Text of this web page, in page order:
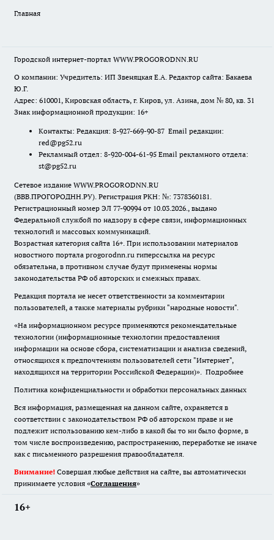
Главная
Городской интернет-портал WWW.PROGORODNN.RU
О компании: Учредитель: ИП Звеняцкая Е.А. Редактор сайта: Бакаева
Ю.Г.
Адрес: 610001, Кировская область, г. Киров, ул. Азина, дом № 80, кв. 31
Знак информационной продукции: 16+
Контакты: Редакция: 8-927-669-90-87 Email редакции:
red@pg52.ru
Рекламный отдел: 8-920-004-61-95 Email рекламного отдела:
st@pg52.ru
Сетевое издание WWW.PROGORODNN.RU
(ВВВ.ПРОГОРОДНН.РУ). Регистрация РКН: №: 7378360181.
Регистрационный номер ЭЛ 77-90994 от 10.03.2026., выдано
Федеральной службой по надзору в сфере связи, информационных
технологий и массовых коммуникаций.
Возрастная категория сайта 16+. При использовании материалов
новостного портала progorodnn.ru гиперссылка на ресурс
обязательна, в противном случае будут применены нормы
законодательства РФ об авторских и смежных правах.
Редакция портала не несет ответственности за комментарии
пользователей, а также материалы рубрики "народные новости".
«На информационном ресурсе применяются рекомендательные
технологии (информационные технологии предоставления
информации на основе сбора, систематизации и анализа сведений,
относящихся к предпочтениям пользователей сети "Интернет",
находящихся на территории Российской Федерации)». Подробнее
Политика конфиденциальности и обработки персональных данных
Вся информация, размещенная на данном сайте, охраняется в
соответствии с законодательством РФ об авторском праве и не
подлежит использованию кем-либо в какой бы то ни было форме, в
том числе воспроизведению, распространению, переработке не иначе
как с письменного разрешения правообладателя.
Внимание! Совершая любые действия на сайте, вы автоматически
принимаете условия «Cоглашения»
16+